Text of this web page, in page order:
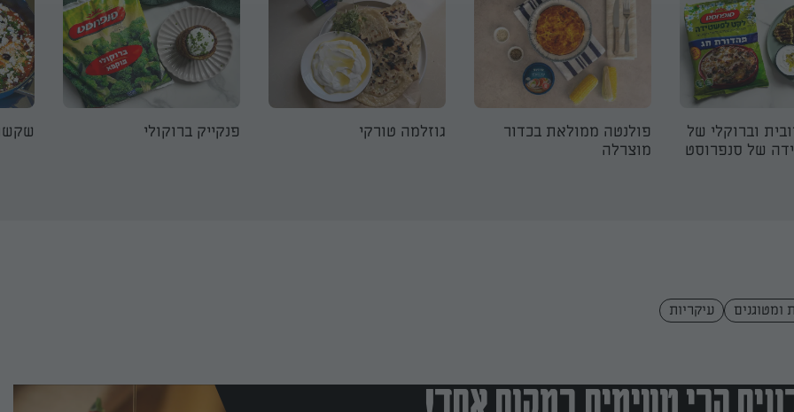
וברוקלי של
של סנפרוסט
פולנטה ממולאת בכדור
מוצרלה
גוזלמה טורקי פנקייק ברוקולי
ומטוגנים עיקריות